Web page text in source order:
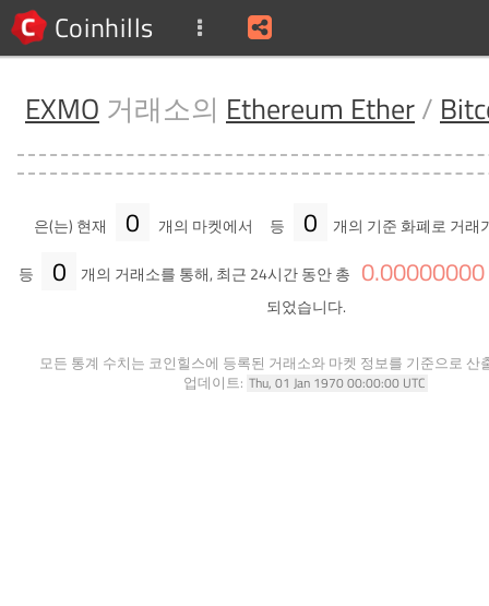
Coinhills
EXMO 거래소의 Ethereum Ether/
은(는) 현재 0 개의 마켓에서 등 0 개의 기준 화폐로 거래
등 0 개의 거래소를 통해, 최근 24시간 동안 총 0.00000000
되었습니다.
모든 통계 수치는 코인힐스에 등록된 거래소와 마켓 정보를 기준으로 산
업데이트: Thu, 01 Jan 1970 00:00:00 UTC